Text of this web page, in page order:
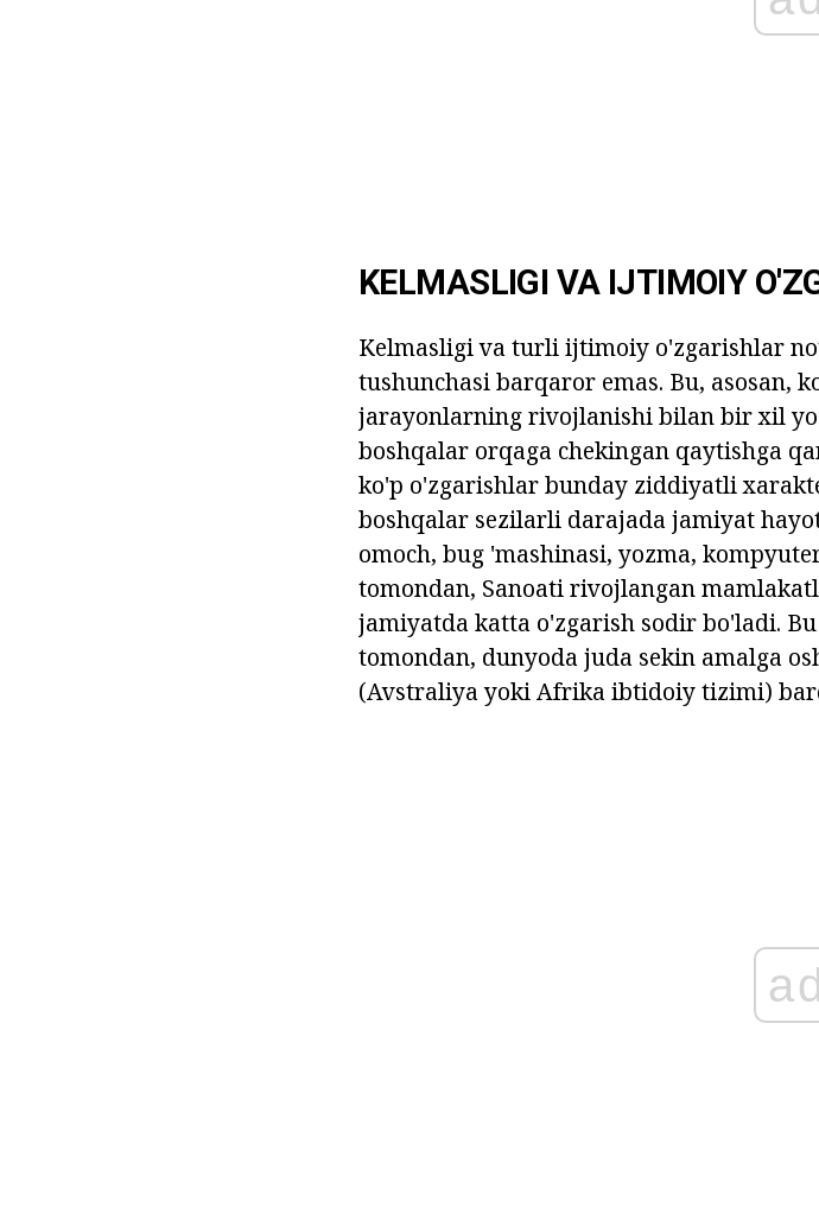
KELMASLIGI VA IJTIMOIY
Kelmasligi va turli ijtimoiy o'zgarishlar
tushunchasi barqaror emas. Bu, asosan,
jarayonlarning rivojlanishi bilan bir xil
boshqalar orqaga chekingan qaytishga
ko'p o'zgarishlar bunday ziddiyatli
boshqalar sezilarli darajada jamiyat
omoch, bug 'mashinasi, yozma,
tomondan, Sanoati rivojlangan
jamiyatda katta o'zgarish sodir bo'ladi.
tomondan, dunyoda juda sekin amalga
(Avstraliya yoki Afrika ibtidoiy tizimi)